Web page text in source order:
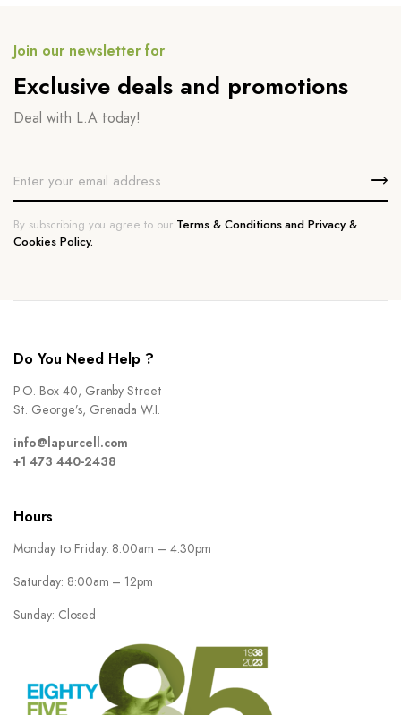
Join our newsletter for
Exclusive deals and promotions
Deal with L.A today!
By subscribing you agree to our Terms & Conditions and Privacy &
Cookies Policy.
Do You Need Help ?
P.O. Box 40, Granby Street
St. George’s, Grenada W.I.
info@lapurcell.com
+1 473 440-2438
Hours
Monday to Friday: 8.00am – 4.30pm
Saturday: 8:00am – 12pm
Sunday: Closed